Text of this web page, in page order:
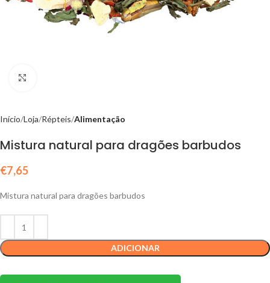
Início Loja Répteis Alimentação
Mistura natural para dragões barbudos
€7,65
Mistura natural para dragões barbudos
ADICIONAR